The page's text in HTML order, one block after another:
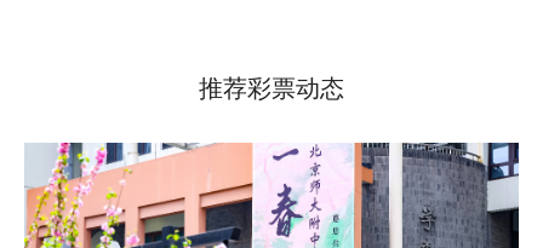
推荐彩票动态